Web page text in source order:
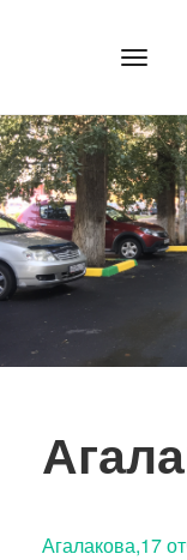
Агалакова,17